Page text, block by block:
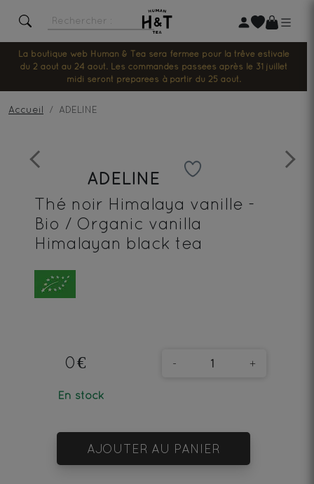
La boutique web Human & Tea sera fermée pour la trêve estivale
du 2 août au 24 août. Les commandes passées après le 31 juillet
midi seront préparées à partir du 25 août.
Accueil ADELINE
Previous Next
ADELINE
Thé noir Himalaya vanille -
Bio / Organic vanilla
Himalayan black tea
0€
En stock
- +
AJOUTER AU PANIER